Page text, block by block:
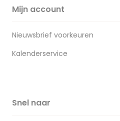
Mijn account
Nieuwsbrief voorkeuren
Kalenderservice
Snel naar